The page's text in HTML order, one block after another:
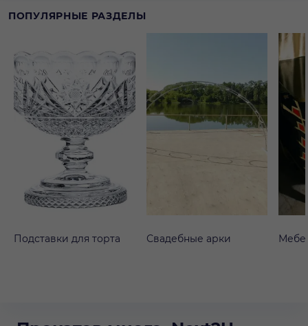
ПОПУЛЯРНЫЕ РАЗДЕЛЫ
Подставки для торта Свадебные арки